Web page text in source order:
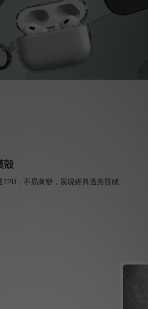
殼
，不易黃變，展現經典透亮質感。